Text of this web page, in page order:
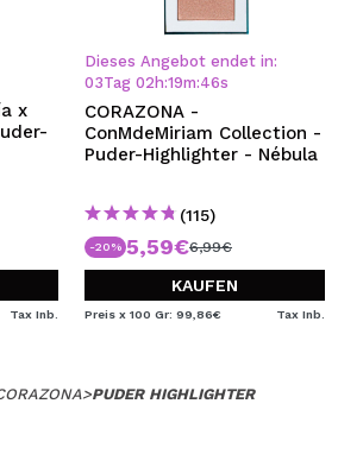
x
Tax Inb.
Dieses Angebot endet in:
03Tag 02 h:19m:46s
CORAZONA -
ConMdeMiriam Collection -
Puder-Highlighter - Nébula
(115)
-20% 5,59€6,99€
KAUFEN
Preis x 100 Gr: 99,86€ Tax Inb.
>PUDER HIGHLIGHTER